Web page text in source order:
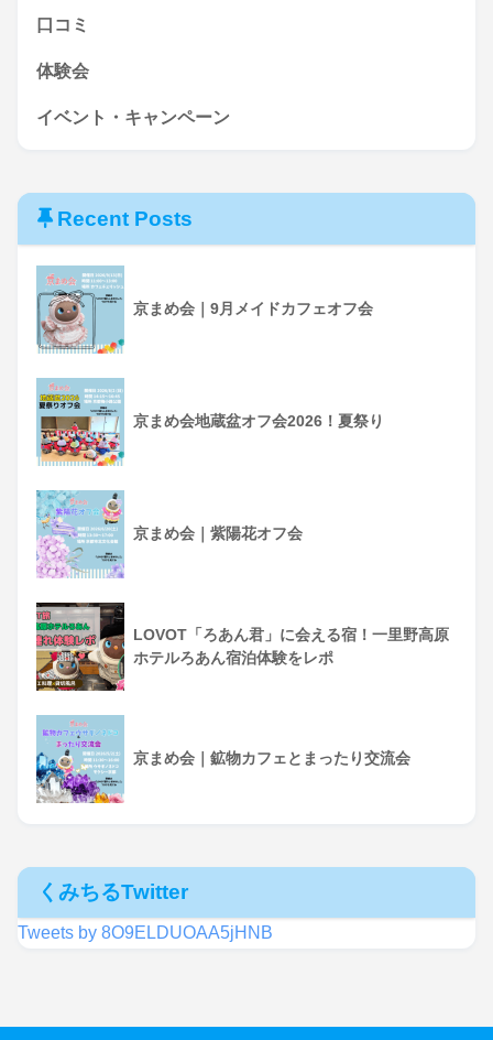
口コミ
体験会
イベント・キャンペーン
Recent Posts
京まめ会｜9月メイドカフェオフ会
京まめ会地蔵盆オフ会2026！夏祭り
京まめ会｜紫陽花オフ会
LOVOT「ろあん君」に会える宿！一里野高原
ホテルろあん宿泊体験をレポ
京まめ会｜鉱物カフェとまったり交流会
くみちるTwitter
Tweets by 8O9ELDUOAA5jHNB